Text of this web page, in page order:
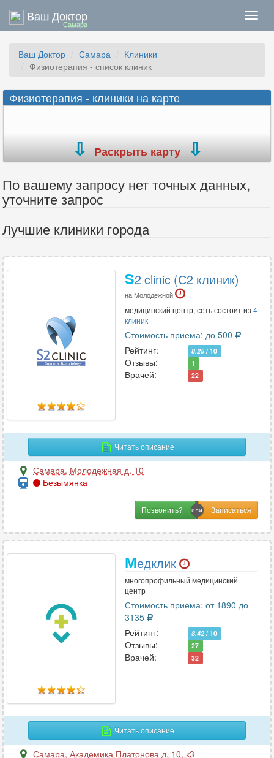
Ваш Доктор
Самара
Ваш Доктор Самара
Клиники
Физиотерапия - список клиник
Физиотерапия - клиники на карте
Раскрыть карту
По вашему запросу нет точных данных,
уточните запрос
Лучшие клиники города
S2 clinic (С2 клиник)
на Молодежной
медицинский центр, сеть состоит из 4
клиник
Стоимость приема: до 500
Рейтинг:
8.25/ 10
Отзывы: 1
Врачей: 22
Читать описание
Самара, Молодежная д. 10
Безымянка
Позвонить?
Медклик
многопрофильный медицинский
центр
Стоимость приема: от 1890 до
3135
Рейтинг:
8.42 / 10
Отзывы: 27
Врачей: 32
Читать описание
Самара, Академика Платонова д. 10, к3